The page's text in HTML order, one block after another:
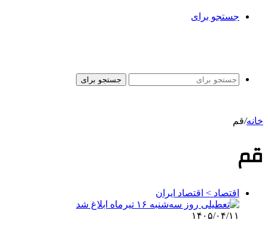
جستجو برای
جستجو برای
خانه/قم
قم
اقتصاد > اقتصاد ایران
۱۴۰۵/۰۴/۱۱